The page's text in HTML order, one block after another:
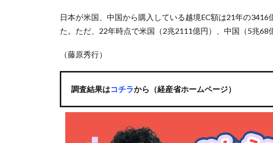
日本が米国、中国から購入している越境EC額は21年の
た。ただ、22年時点で米国（2兆2111億円）、中国（5兆68
（藤原秀行）
調査結果はコチラから（経産省ホームページ）